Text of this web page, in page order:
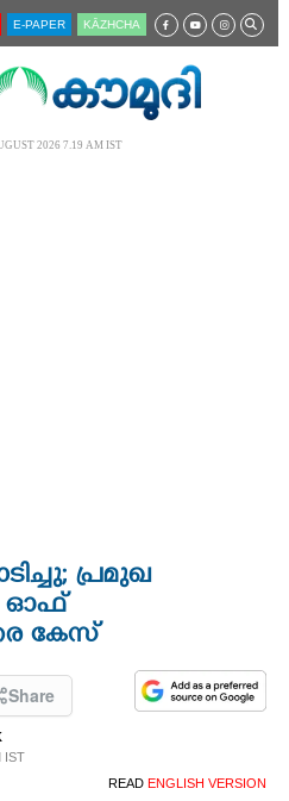
E-PAPER KĀZHCHA
2026 7.19 AM IST
പ്രമുഖ
ഓഫ്
കേസ്
Share
IST
READ ENGLISH VERSION